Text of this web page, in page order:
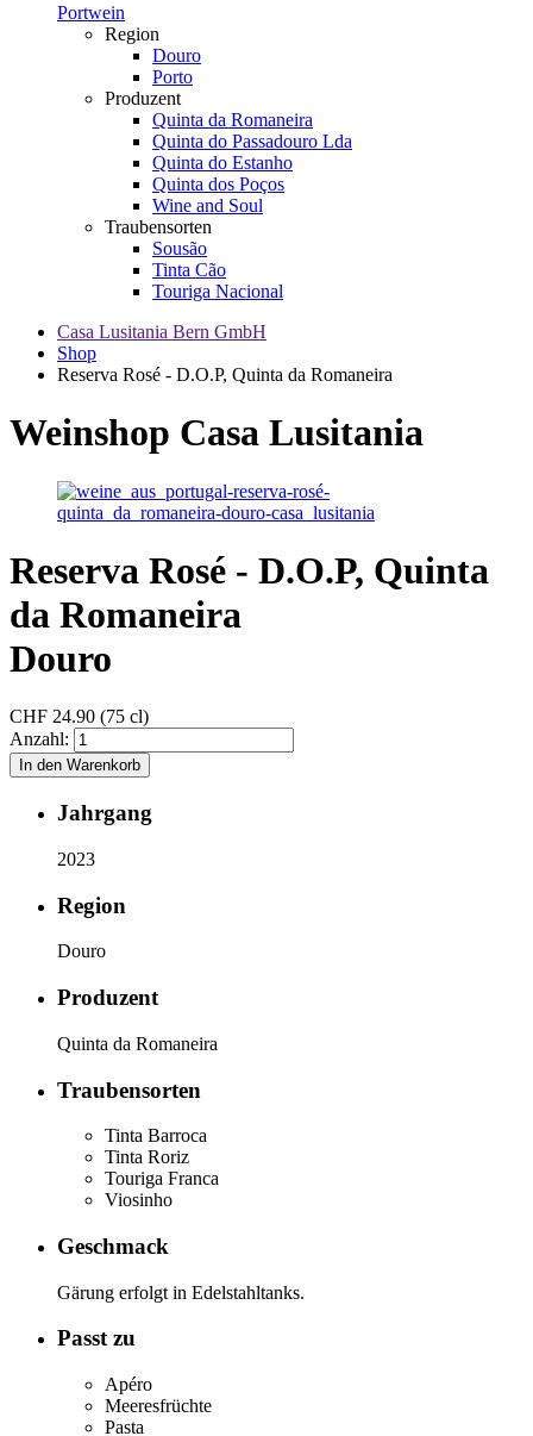
Portwein
Region
Douro
Porto
Produzent
Quinta da Romaneira
Quinta do Passadouro Lda
Quinta do Estanho
Quinta dos Poços
Wine and Soul
Traubensorten
Sousão
Tinta Cão
Touriga Nacional
Casa Lusitania Bern GmbH
Shop
Reserva Rosé - D.O.P, Quinta da Romaneira
Weinshop Casa Lusitania
Reserva Rosé - D.O.P, Quinta
da Romaneira
Douro
CHF 24.90 (75 cl)
Anzahl:
Jahrgang
2023
Region
Douro
Produzent
Quinta da Romaneira
Traubensorten
Tinta Barroca
Tinta Roriz
Touriga Franca
Viosinho
Geschmack
Gärung erfolgt in Edelstahltanks.
Passt zu
Apéro
Meeresfrüchte
Pasta